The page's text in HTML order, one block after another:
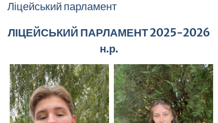
Ліцейський парламент
ЛІЦЕЙСЬКИЙ ПАРЛАМЕНТ 2025-2026
н.р.